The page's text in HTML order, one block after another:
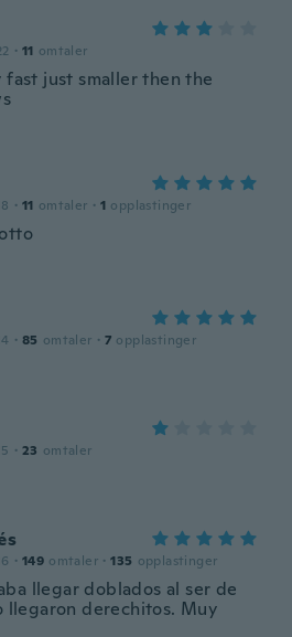
· 11 omtaler
fast just smaller then the
· 11 omtaler · 1 opplastinger
· 85 omtaler · 7 opplastinger
· 23 omtaler
· 149 omtaler · 135 opplastinger
llegar doblados al ser de
llegaron derechitos. Muy